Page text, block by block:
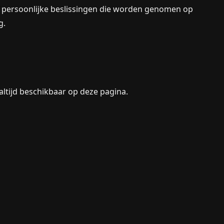
beslissingen die worden genomen op
beschikbaar op deze pagina.